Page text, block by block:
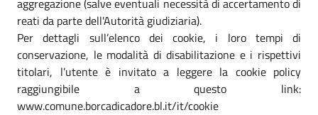
reati da parte dell'Autorità giudiziaria).
Per dettagli sull’elenco dei cookie, i loro tempi di
conservazione, le modalità di disabilitazione e i rispettivi
titolari, l’utente è invitato a leggere la cookie policy
raggiungibile a questo link:
www.comune.borcadicadore.bl.it/it/cookie